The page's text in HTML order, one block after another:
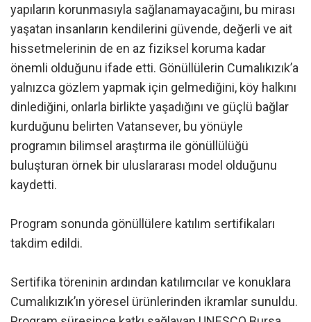
yapıların korunmasıyla sağlanamayacağını, bu mirası
yaşatan insanların kendilerini güvende, değerli ve ait
hissetmelerinin de en az fiziksel koruma kadar
önemli olduğunu ifade etti. Gönüllülerin Cumalıkızık’a
yalnızca gözlem yapmak için gelmediğini, köy halkını
dinlediğini, onlarla birlikte yaşadığını ve güçlü bağlar
kurduğunu belirten Vatansever, bu yönüyle
programın bilimsel araştırma ile gönüllülüğü
buluşturan örnek bir uluslararası model olduğunu
kaydetti.
Program sonunda gönüllülere katılım sertifikaları
takdim edildi.
Sertifika töreninin ardından katılımcılar ve konuklara
Cumalıkızık’ın yöresel ürünlerinden ikramlar sunuldu.